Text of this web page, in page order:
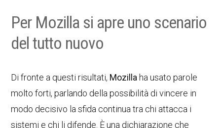
Per Mozilla si apre uno scenario
del tutto nuovo
Di fronte a questi risultati, Mozilla ha usato parole
molto forti, parlando della possibilità di vincere in
modo decisivo la sfida continua tra chi attacca i
sistemi e chi li difende. È una dichiarazione che